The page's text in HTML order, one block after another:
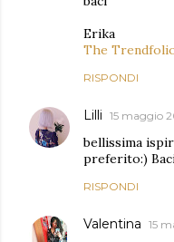
Erika
The
RISPONDI
Lilli 15 maggio
bellissima
preferito:)
RISPONDI
Valentina 15